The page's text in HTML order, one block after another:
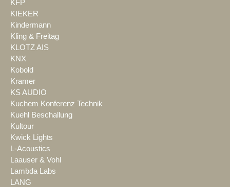
KFP
KIEKER
Kindermann
Kling & Freitag
KLOTZ AIS
KNX
Kobold
Kramer
KS AUDIO
Kuchem Konferenz Technik
Kuehl Beschallung
Kultour
Kwick Lights
L-Acoustics
Laauser & Vohl
Lambda Labs
LANG